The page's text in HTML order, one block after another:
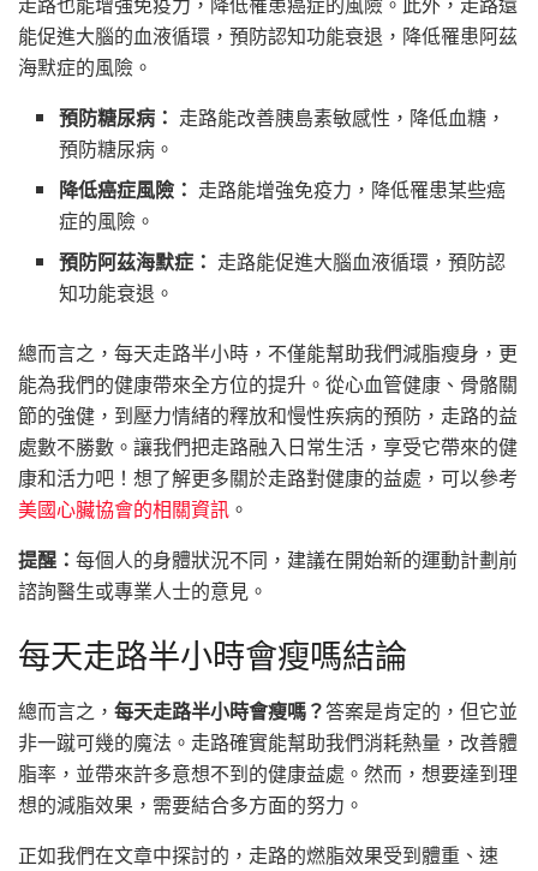
能促進大腦的血液循環，預防認知功能衰退，降低罹患阿茲
海默症的風險。
預防糖尿病： 走路能改善胰島素敏感性，降低血糖，
預防糖尿病。
降低癌症風險： 走路能增強免疫力，降低罹患某些癌
症的風險。
預防阿茲海默症： 走路能促進大腦血液循環，預防認
知功能衰退。
總而言之，每天走路半小時，不僅能幫助我們減脂瘦身，更
能為我們的健康帶來全方位的提升。從心血管健康、骨骼關
節的強健，到壓力情緒的釋放和慢性疾病的預防，走路的益
處數不勝數。讓我們把走路融入日常生活，享受它帶來的健
康和活力吧！想了解更多關於走路對健康的益處，可以參考
美國心臟協會的相關資訊 。
提醒： 每個人的身體狀況不同，建議在開始新的運動計劃前
諮詢醫生或專業人士的意見。
每天走路半小時會瘦嗎結論
總而言之， 每天走路半小時會瘦嗎？答案是肯定的，但它並
非一蹴可幾的魔法。走路確實能幫助我們消耗熱量，改善體
脂率，並帶來許多意想不到的健康益處。然而，想要達到理
想的減脂效果，需要結合多方面的努力。
正如我們在文章中探討的，走路的燃脂效果受到體重、速